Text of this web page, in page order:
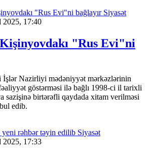
Siyasət
2025, 17:40
"Rus Evi"ni
Nazirliyi mədəniyyət mərkəzlərinin
göstərməsi ilə bağlı 1998-ci il tarixli
sazişinə birtərəfli qaydada xitam verilməsi
edib.
Siyasət
2025, 17:33